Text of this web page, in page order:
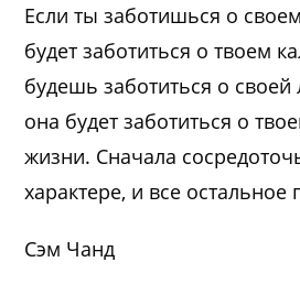
Если ты заботишься о
будет заботиться о твоем
будешь заботиться о
она будет заботиться о
жизни. Сначала
характере, и все остальное
Сэм Чанд